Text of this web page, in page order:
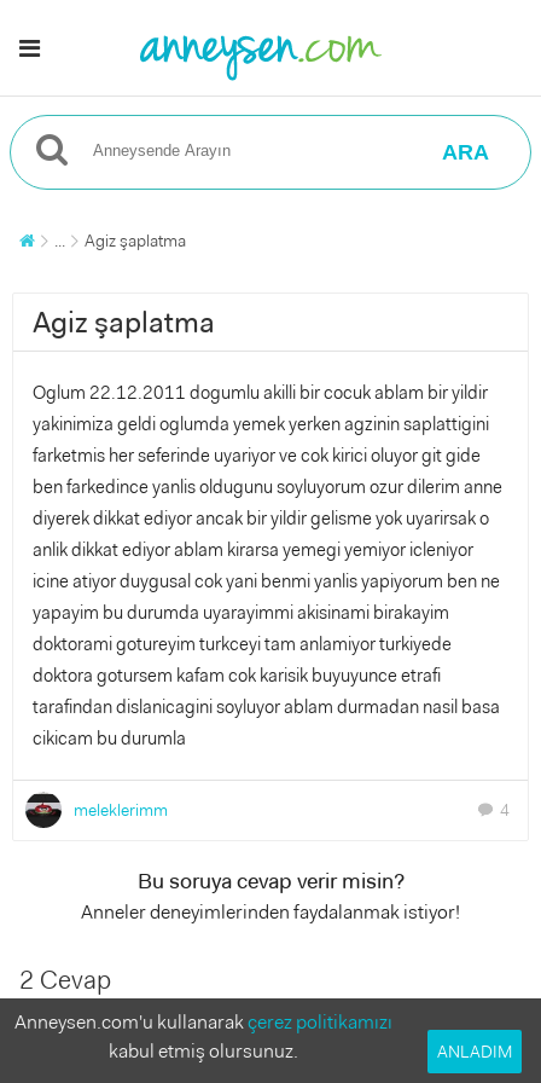
ARA
... Agiz şaplatma
Agiz şaplatma
Oglum 22.12.2011 dogumlu akilli bir cocuk ablam bir yildir
yakinimiza geldi oglumda yemek yerken agzinin saplattigini
farketmis her seferinde uyariyor ve cok kirici oluyor git gide
ben farkedince yanlis oldugunu soyluyorum ozur dilerim anne
diyerek dikkat ediyor ancak bir yildir gelisme yok uyarirsak o
anlik dikkat ediyor ablam kirarsa yemegi yemiyor icleniyor
icine atiyor duygusal cok yani benmi yanlis yapiyorum ben ne
yapayim bu durumda uyarayimmi akisinami birakayim
doktorami gotureyim turkceyi tam anlamiyor turkiyede
doktora gotursem kafam cok karisik buyuyunce etrafi
tarafindan dislanicagini soyluyor ablam durmadan nasil basa
cikicam bu durumla
meleklerimm chat 4
Bu soruya cevap verir misin?
Anneler deneyimlerinden faydalanmak istiyor!
2 Cevap
Dr Elif Erdem Özcan
Anneysen.com'u kullanarakçerez politikamızı
kabul etmiş olursunuz.
ANLADIM